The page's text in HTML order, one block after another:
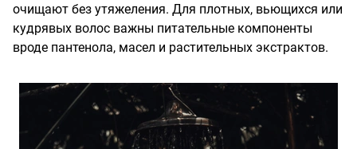
очищают без утяжеления. Для плотных, вьющихся или
кудрявых волос важны питательные компоненты
вроде пантенола, масел и растительных экстрактов.